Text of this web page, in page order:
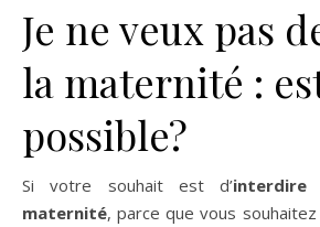
Je ne veux pas
la maternité :
possible?
Si votre souhait est d’
maternité, parce que vous